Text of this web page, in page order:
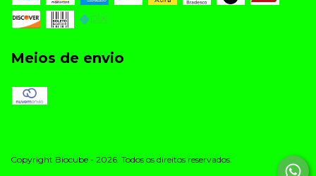
Meios de envio
Copyright Biocube - 2026. Todos os direitos reservados.